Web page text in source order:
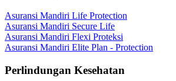
Asuransi Mandiri Life Protection
Asuransi Mandiri Secure Life
Asuransi Mandiri Flexi Proteksi
Asuransi Mandiri Elite Plan - Protection
Perlindungan Kesehatan